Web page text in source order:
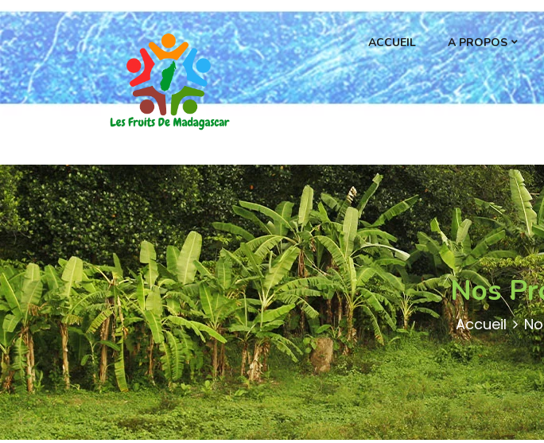
ACCUEIL A PROPOS
Nos
Accueil